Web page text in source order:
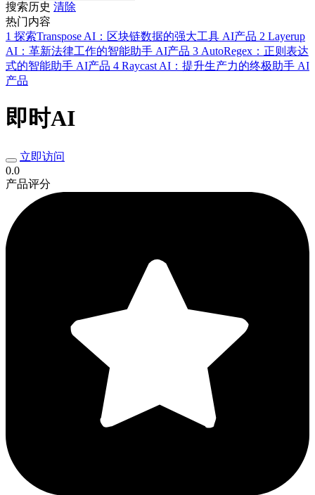
搜索历史 清除
热门内容
1 探索Transpose AI：区块链数据的强大工具 AI产品 2 Layerup
AI：革新法律工作的智能助手 AI产品 3 AutoRegex：正则表达
式的智能助手 AI产品 4 Raycast AI：提升生产力的终极助手 AI
产品
即时AI
立即访问
0.0
产品评分